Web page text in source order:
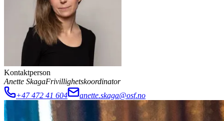
Kontaktperson
Anette SkagaFrivillighetskoordinator
+47 472 41 604
anette.skaga@osf.no